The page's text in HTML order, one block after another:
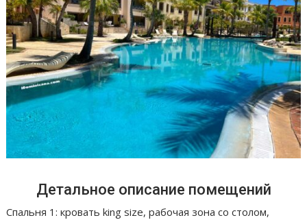
Детальное описание помещений
Спальня 1: кровать king size, рабочая зона со столом,